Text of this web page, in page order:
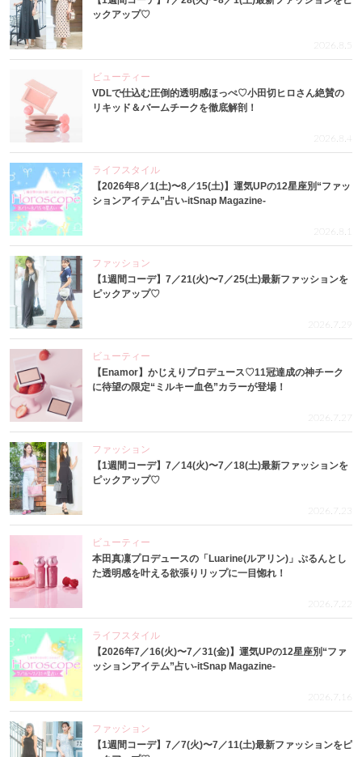
ックアップ♡
2026.8.5
ビューティー
VDLで仕込む圧倒的透明感ほっぺ♡小田切ヒロさん絶賛の
リキッド＆バームチークを徹底解剖！
2026.8.4
ライフスタイル
【2026年8／1(土)〜8／15(土)】運気UPの12星座別“ファッ
ションアイテム”占い-itSnap Magazine-
2026.8.1
ファッション
【1週間コーデ】7／21(火)〜7／25(土)最新ファッションを
ピックアップ♡
2026.7.29
ビューティー
【Enamor】かじえりプロデュース♡11冠達成の神チーク
に待望の限定“ミルキー血色”カラーが登場！
2026.7.27
ファッション
【1週間コーデ】7／14(火)〜7／18(土)最新ファッションを
ピックアップ♡
2026.7.23
ビューティー
本田真凜プロデュースの「Luarine(ルアリン)」ぷるんとし
た透明感を叶える欲張りリップに一目惚れ！
2026.7.22
ライフスタイル
【2026年7／16(火)〜7／31(金)】運気UPの12星座別“ファ
ッションアイテム”占い-itSnap Magazine-
2026.7.16
ファッション
【1週間コーデ】7／7(火)〜7／11(土)最新ファッションをピ